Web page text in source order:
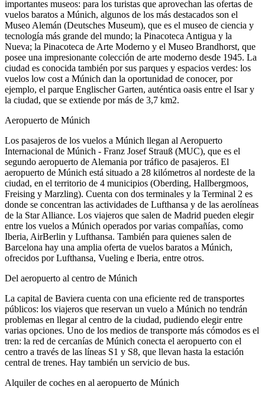
importantes museos: para los turistas que aprovechan las ofertas de
vuelos baratos a Múnich, algunos de los más destacados son el
Museo Alemán (Deutsches Museum), que es el museo de ciencia y
tecnología más grande del mundo; la Pinacoteca Antigua y la
Nueva; la Pinacoteca de Arte Moderno y el Museo Brandhorst, que
posee una impresionante colección de arte moderno desde 1945. La
ciudad es conocida también por sus parques y espacios verdes: los
vuelos low cost a Múnich dan la oportunidad de conocer, por
ejemplo, el parque Englischer Garten, auténtica oasis entre el Isar y
la ciudad, que se extiende por más de 3,7 km2.
Aeropuerto de Múnich
Los pasajeros de los vuelos a Múnich llegan al Aeropuerto
Internacional de Múnich - Franz Josef Strauß (MUC), que es el
segundo aeropuerto de Alemania por tráfico de pasajeros. El
aeropuerto de Múnich está situado a 28 kilómetros al nordeste de la
ciudad, en el territorio de 4 municipios (Oberding, Hallbergmoos,
Freising y Marzling). Cuenta con dos terminales y la Terminal 2 es
donde se concentran las actividades de Lufthansa y de las aerolíneas
de la Star Alliance. Los viajeros que salen de Madrid pueden elegir
entre los vuelos a Múnich operados por varias compañías, como
Iberia, AirBerlin y Lufthansa. También para quienes salen de
Barcelona hay una amplia oferta de vuelos baratos a Múnich,
ofrecidos por Lufthansa, Vueling e Iberia, entre otros.
Del aeropuerto al centro de Múnich
La capital de Baviera cuenta con una eficiente red de transportes
públicos: los viajeros que reservan un vuelo a Múnich no tendrán
problemas en llegar al centro de la ciudad, pudiendo elegir entre
varias opciones. Uno de los medios de transporte más cómodos es el
tren: la red de cercanías de Múnich conecta el aeropuerto con el
centro a través de las líneas S1 y S8, que llevan hasta la estación
central de trenes. Hay también un servicio de bus.
Alquiler de coches en al aeropuerto de Múnich